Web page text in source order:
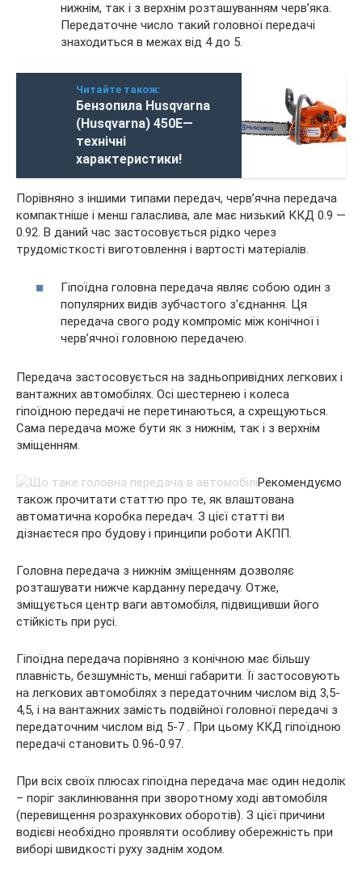
нижнім, так і з верхнім розташуванням черв’яка.
Передаточне число такий головної передачі
знаходиться в межах від 4 до 5.
Читайте також:
Бензопила Husqvarna
(Husqvarna) 450E—
технічні
характеристики!
Порівняно з іншими типами передач, черв’ячна передача
компактніше і менш галаслива, але має низький ККД 0.9 —
0.92. В даний час застосовується рідко через
трудомісткості виготовлення і вартості матеріалів.
Гіпоїдна головна передача являє собою один з
популярних видів зубчастого з’єднання. Ця
передача свого роду компроміс між конічної і
черв’ячної головною передачею.
Передача застосовується на задньопривідних легкових і
вантажних автомобілях. Осі шестернею і колеса
гіпоїдною передачі не перетинаються, а схрещуються.
Сама передача може бути як з нижнім, так і з верхнім
зміщенням.
Рекомендуємо
також прочитати статтю про те, як влаштована
автоматична коробка передач. З цієї статті ви
дізнаєтеся про будову і принципи роботи АКПП.
Головна передача з нижнім зміщенням дозволяє
розташувати нижче карданну передачу. Отже,
зміщується центр ваги автомобіля, підвищивши його
стійкість при русі.
Гіпоїдна передача порівняно з конічною має більшу
плавність, безшумність, менші габарити. Її застосовують
на легкових автомобілях з передаточним числом від 3,5-
4,5, і на вантажних замість подвійної головної передачі з
передаточним числом від 5-7 . При цьому ККД гіпоїдною
передачі становить 0.96-0.97.
При всіх своїх плюсах гіпоїдна передача має один недолік
– поріг заклинювання при зворотному ході автомобіля
(перевищення розрахункових оборотів). З цієї причини
водієві необхідно проявляти особливу обережність при
виборі швидкості руху заднім ходом.